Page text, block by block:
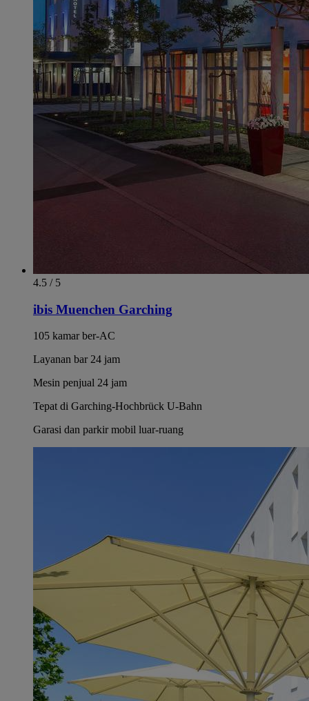
4.5 / 5
ibis Muenchen Garching
105 kamar ber-AC
Layanan bar 24 jam
Mesin penjual 24 jam
Tepat di Garching-Hochbrück U-Bahn
Garasi dan parkir mobil luar-ruang